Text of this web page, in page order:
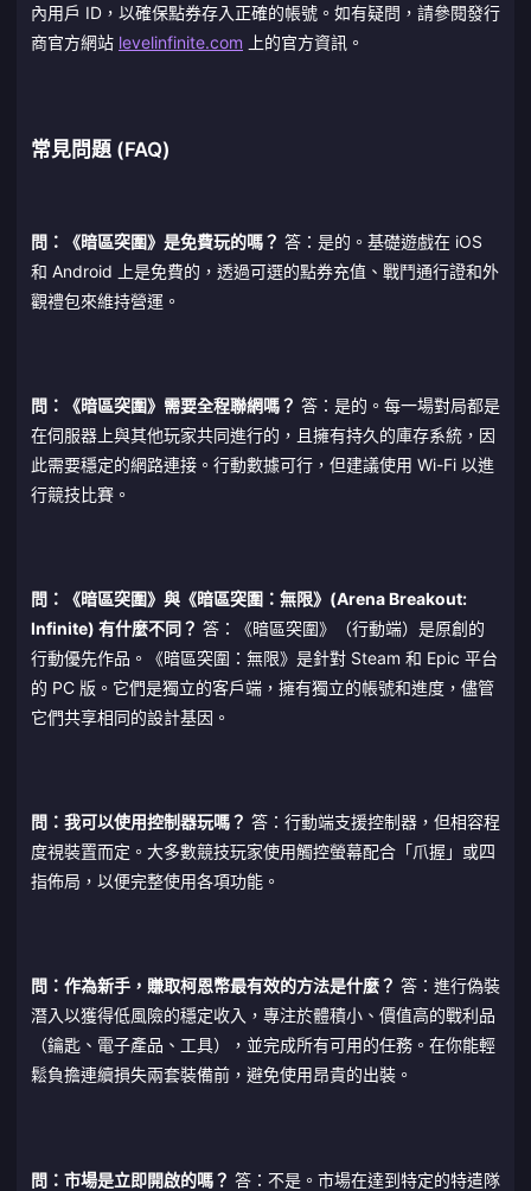
內用戶 ID，以確保點券存入正確的帳號。如有疑問，請參閱發行
商官方網站 levelinfinite.com 上的官方資訊。
常見問題 (FAQ)
問：《暗區突圍》是免費玩的嗎？ 答：是的。基礎遊戲在 iOS
和 Android 上是免費的，透過可選的點券充值、戰鬥通行證和外
觀禮包來維持營運。
問：《暗區突圍》需要全程聯網嗎？ 答：是的。每一場對局都是
在伺服器上與其他玩家共同進行的，且擁有持久的庫存系統，因
此需要穩定的網路連接。行動數據可行，但建議使用 Wi-Fi 以進
行競技比賽。
問：《暗區突圍》與《暗區突圍：無限》(Arena Breakout:
Infinite) 有什麼不同？ 答：《暗區突圍》（行動端）是原創的
行動優先作品。《暗區突圍：無限》是針對 Steam 和 Epic 平台
的 PC 版。它們是獨立的客戶端，擁有獨立的帳號和進度，儘管
它們共享相同的設計基因。
問：我可以使用控制器玩嗎？ 答：行動端支援控制器，但相容程
度視裝置而定。大多數競技玩家使用觸控螢幕配合「爪握」或四
指佈局，以便完整使用各項功能。
問：作為新手，賺取柯恩幣最有效的方法是什麼？ 答：進行偽裝
潛入以獲得低風險的穩定收入，專注於體積小、價值高的戰利品
（鑰匙、電子產品、工具），並完成所有可用的任務。在你能輕
鬆負擔連續損失兩套裝備前，避免使用昂貴的出裝。
問：市場是立即開啟的嗎？ 答：不是。市場在達到特定的特遣隊